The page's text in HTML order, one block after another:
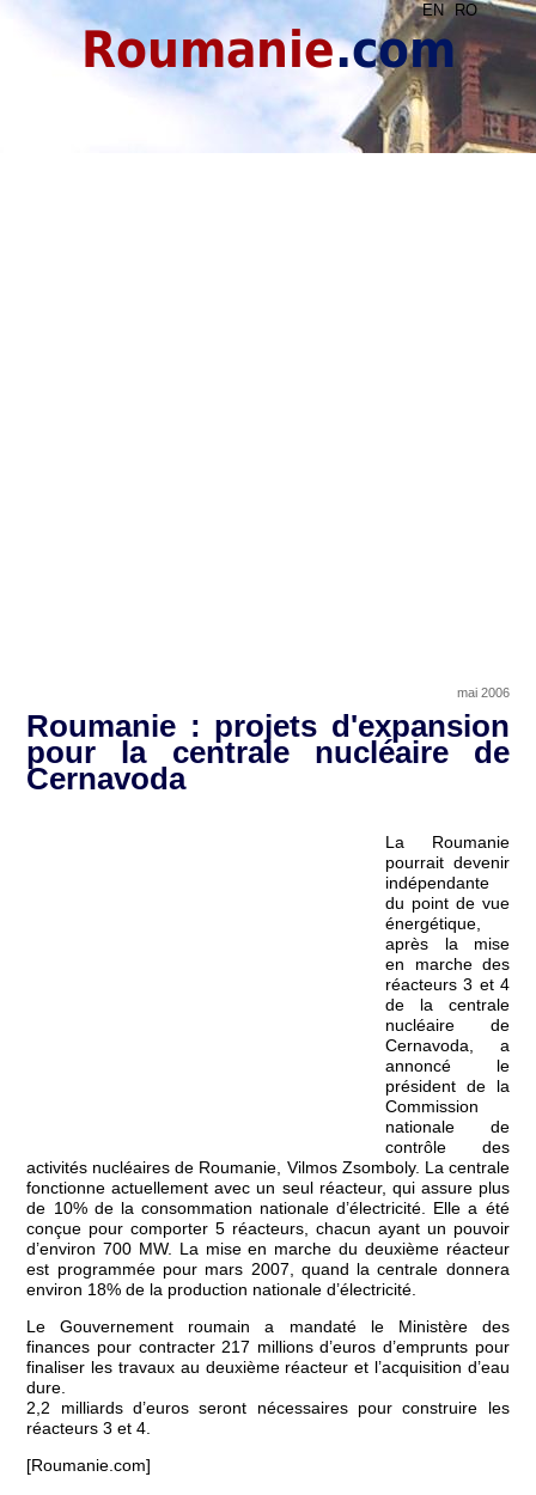
EN RO
Roumanie.com
mai 2006
Roumanie : projets d'expansion
pour la centrale nucléaire de
Cernavoda
La Roumanie
pourrait devenir
indépendante
du point de vue
énergétique,
après la mise
en marche des
réacteurs 3 et 4
de la centrale
nucléaire de
Cernavoda, a
annoncé le
président de la
Commission
nationale de
contrôle des
activités nucléaires de Roumanie, Vilmos Zsomboly. La centrale
fonctionne actuellement avec un seul réacteur, qui assure plus
de 10% de la consommation nationale d’électricité. Elle a été
conçue pour comporter 5 réacteurs, chacun ayant un pouvoir
d’environ 700 MW. La mise en marche du deuxième réacteur
est programmée pour mars 2007, quand la centrale donnera
environ 18% de la production nationale d’électricité.
Le Gouvernement roumain a mandaté le Ministère des
finances pour contracter 217 millions d’euros d’emprunts pour
finaliser les travaux au deuxième réacteur et l’acquisition d’eau
dure.
2,2 milliards d’euros seront nécessaires pour construire les
réacteurs 3 et 4.
[Roumanie.com]